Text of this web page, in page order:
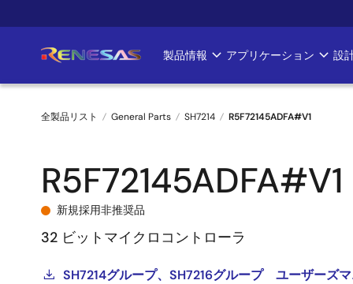
イ
ン
Main
navigation
製品情報 アプリケーション 設
ン
く
ず
全製品リスト General Parts SH7214 R5F72145ADFA#V1
R5F72145ADFA#V1
新規採用非推奨品
32 ビットマイクロコントローラ
SH7214グループ、SH7216グループ ユーザーズ